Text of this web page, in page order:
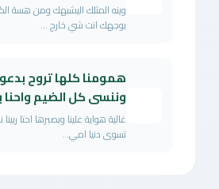
وينه المثلك اليشبهك ومن هسة
بوجهك انت شي خارج ...
همومنا كلها تروح
وننسى كل الضيم واحنا
غالية هواية علينا وبصبرها احتا
تسوى دنيا امي...